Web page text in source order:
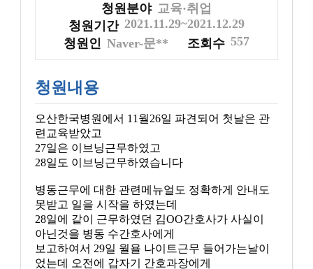
청원분야 교육·취업
청원기간 2021.11.29~2021.12.29
청원인 Naver-문** 조회수 557
청원내용
오산한국병원에서 11월26일 파견되어 첫날은 관
련교육받았고
27일은 이브닝근무하였고
28일도 이브닝근무하였습니다
병동근무에 대한 관련메뉴얼도 정확하게 안내도
못받고 일을 시작을 하였는데
28일에 같이 근무하였던 김OO간호사가 사실이
아닌것을 병동 수간호사에게
보고하여서 29일 월욜 나이트근무 들어가는날이
었는데 오전에 갑자기 간호과장에게